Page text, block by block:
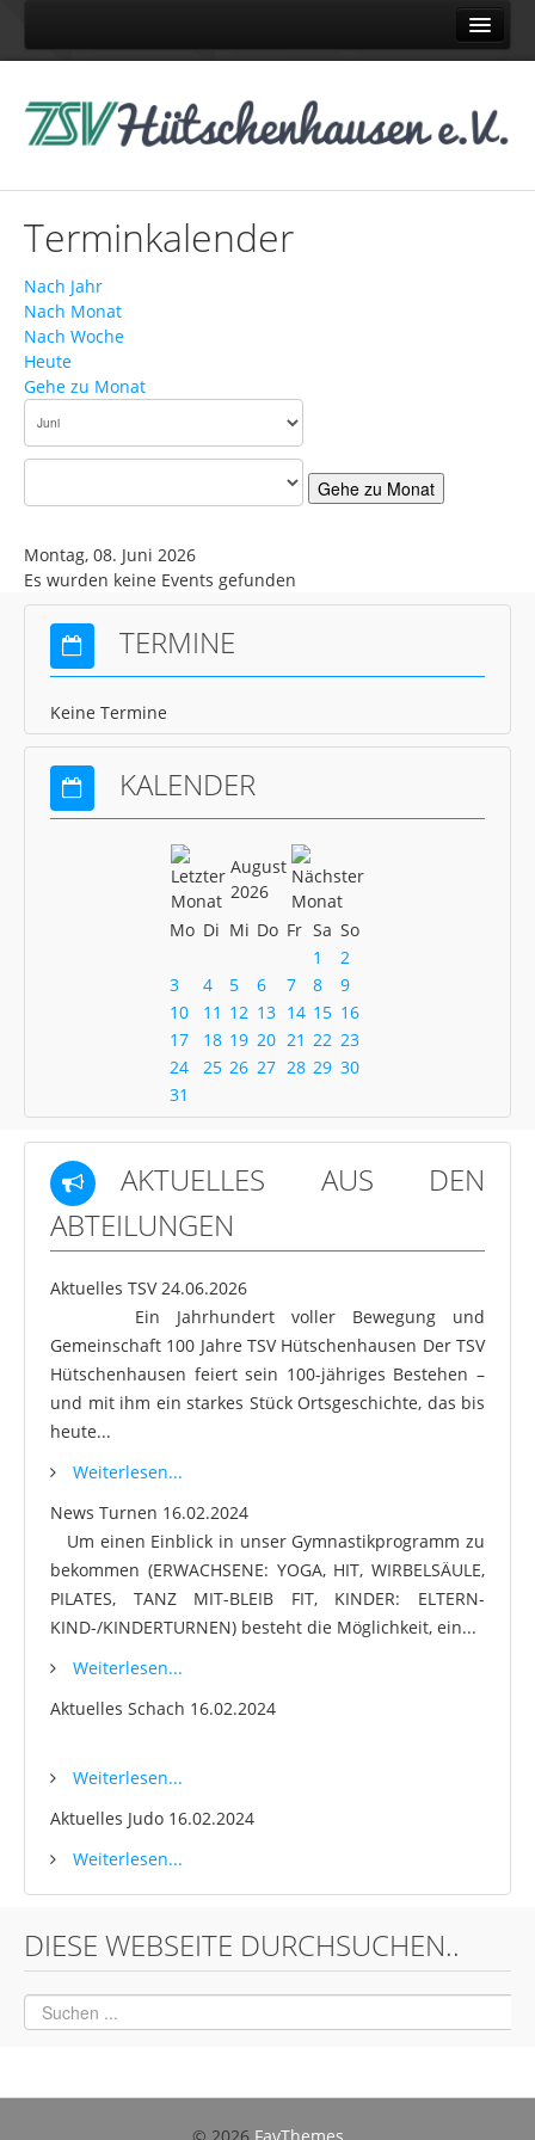
Home
Abteilungen
Judo
Karate
Pétanque
Tennis
Turnen
Volleyball
News
News Schach
News Pétanque
News Turnen
News Gastronomie
Mitgliedschaft
Kontakt
Terminkalender
Nach Jahr
Nach Monat
Nach Woche
Heute
Gehe zu Monat
Gehe zu Monat
Montag, 08. Juni 2026
Es wurden keine Events gefunden
TERMINE
Keine Termine
KALENDER
August
2026
Mo Di Mi Do Fr Sa So
1
2
3
4 5 6 7 8
9
10
11 12 13 14 15 16
17
18 19 20 21 22 23
24
25 26 27 28 29 30
31
AKTUELLES AUS DEN
ABTEILUNGEN
Aktuelles TSV 24.06.2026
Ein Jahrhundert voller Bewegung und
Gemeinschaft 100 Jahre TSV Hütschenhausen Der TSV
Hütschenhausen feiert sein 100-jähriges Bestehen –
und mit ihm ein starkes Stück Ortsgeschichte, das bis
heute...
Weiterlesen...
News Turnen 16.02.2024
Um einen Einblick in unser Gymnastikprogramm zu
bekommen (ERWACHSENE: YOGA, HIT, WIRBELSÄULE,
PILATES, TANZ MIT-BLEIB FIT, KINDER: ELTERN-
KIND-/KINDERTURNEN) besteht die Möglichkeit, ein...
Weiterlesen...
Aktuelles Schach 16.02.2024
Weiterlesen...
Aktuelles Judo 16.02.2024
Weiterlesen...
DIESE WEBSEITE DURCHSUCHEN..